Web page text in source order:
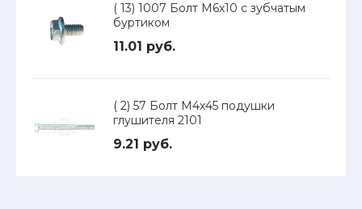
( 13) 1007 Болт М6х10 с зубчатым
буртиком
11.01 руб.
( 2) 57 Болт М4х45 подушки
глушителя 2101
9.21 руб.